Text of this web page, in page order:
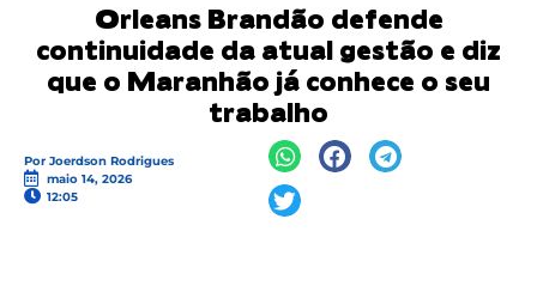
Orleans Brandão defende
continuidade da atual gestão e diz
que o Maranhão já conhece o seu
trabalho
Por Joerdson Rodrigues
maio 14, 2026
12:05